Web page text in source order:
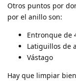
Otros puntos por
por el anillo son:
Entronque de
Latiguillos de
Vástago
Hay que limpiar